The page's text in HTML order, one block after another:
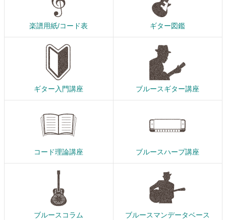
楽譜用紙/コード表 ギター図鑑
ギター入門講座 ブルースギター講座
コード理論講座 ブルースハープ講座
ブルースコラム ブルースマンデータベース